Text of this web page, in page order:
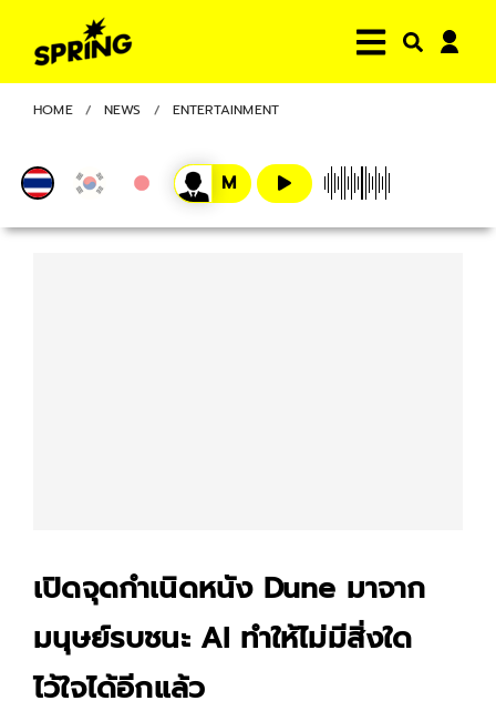
HOME NEWS ENTERTAINMENT
เปิดจุดกำเนิดหนัง Dune มาจาก
มนุษย์รบชนะ AI ทำให้ไม่มีสิ่งใด
ไว้ใจได้อีกแล้ว